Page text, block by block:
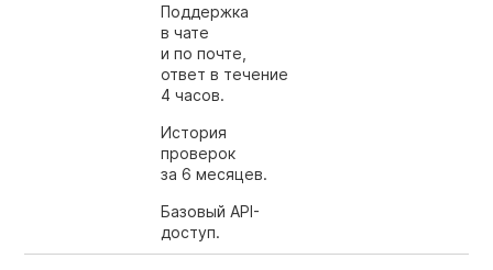
Поддержка
в чате
и по почте,
ответ в течение
4 часов.
История
проверок
за 6 месяцев.
Базовый API-
доступ.